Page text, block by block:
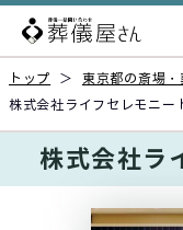
トップ ＞ 東京都の斎場
株式会社ライフセレモニー
株式会社ラ